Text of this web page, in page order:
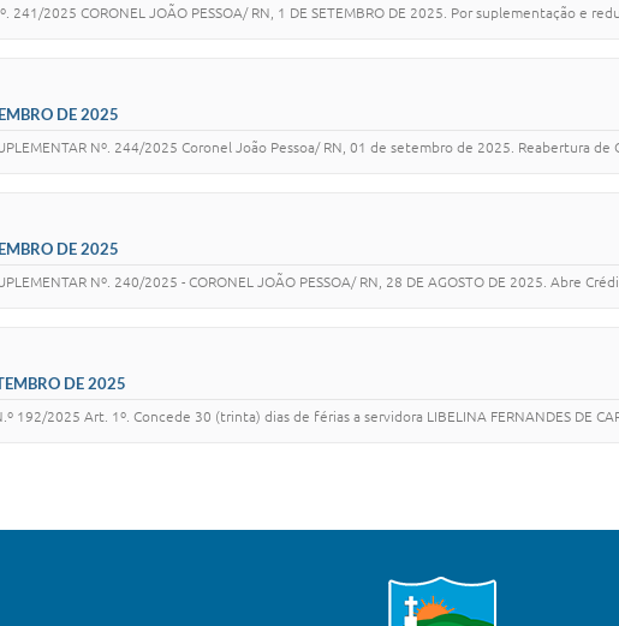
241/2025 CORONEL JOÃO PESSOA/ RN, 1 DE SETEMBRO DE 2025. Por suplementação e
DE 2025
Nº. 244/2025 Coronel João Pessoa/ RN, 01 de setembro de 2025. Reabertura
DE 2025
Nº. 240/2025 - CORONEL JOÃO PESSOA/ RN, 28 DE AGOSTO DE 2025. Abre
DE 2025
192/2025 Art. 1º. Concede 30 (trinta) dias de férias a servidora LIBELINA FERNANDES DE